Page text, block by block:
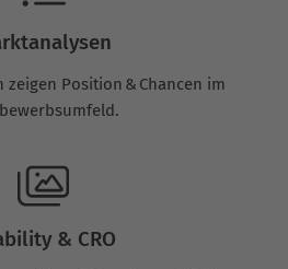
zeigen Position & Chancen im
& CRO